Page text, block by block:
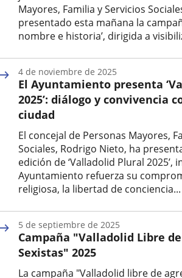
Mayores, Familia y Servicios
presentado esta mañana la
nombre e historia’, dirigida a
la
noticia
El Ayuntamiento presenta
2025’: diálogo y convivencia
ciudad
El concejal de Personas Mayores,
Sociales, Rodrigo Nieto, ha
edición de ‘Valladolid Plural 2025’,
Ayuntamiento refuerza su
religiosa, la libertad de conciencia...
la
noticia
4 de noviembre de 2025
Campaña "Valladolid Libre
Sexistas" 2025
La campaña "Valladolid libre de
5 de septiembre de 2025